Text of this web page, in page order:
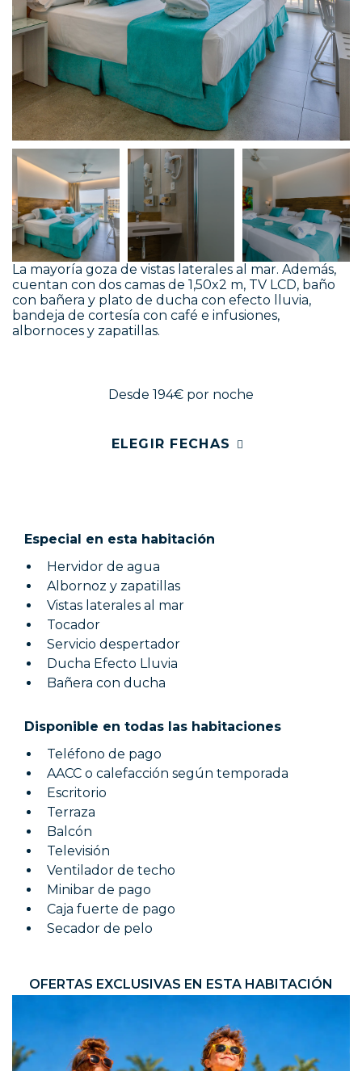
La mayoría goza de vistas laterales al mar. Además,
cuentan con dos camas de 1,50x2 m, TV LCD, baño
con bañera y plato de ducha con efecto lluvia,
bandeja de cortesía con café e infusiones,
albornoces y zapatillas.
Desde 194€ por noche
ELEGIR FECHAS
Especial en esta habitación
Hervidor de agua
Albornoz y zapatillas
Vistas laterales al mar
Tocador
Servicio despertador
Ducha Efecto Lluvia
Bañera con ducha
Disponible en todas las habitaciones
Teléfono de pago
AACC o calefacción según temporada
Escritorio
Terraza
Balcón
Televisión
Ventilador de techo
Minibar de pago
Caja fuerte de pago
Secador de pelo
OFERTAS EXCLUSIVAS EN ESTA HABITACIÓN